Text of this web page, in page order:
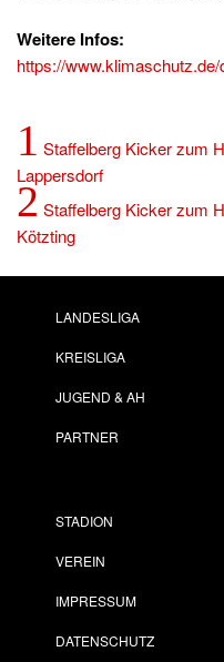
Weitere Infos:
https://
1 Staffelberg Kicker zum
Lappersdorf
2 Staffelberg Kicker zum
Kötzting
LANDESLIGA
KREISLIGA
JUGEND & AH
PARTNER
STADION
VEREIN
IMPRESSUM
DATENSCHUTZ